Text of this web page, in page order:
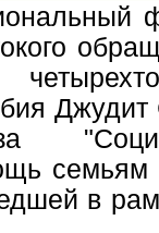
семьям
в